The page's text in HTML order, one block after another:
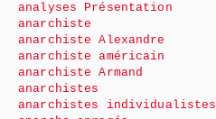
analyses Présentation
anarchiste
anarchiste Alexandre
anarchiste américain
anarchiste Armand
anarchistes
anarchistes individualistes